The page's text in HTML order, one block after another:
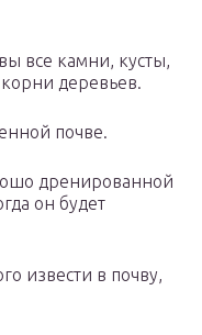
все камни, кусты,
деревьев.
почве.
дренированной
он будет
извести в почву,